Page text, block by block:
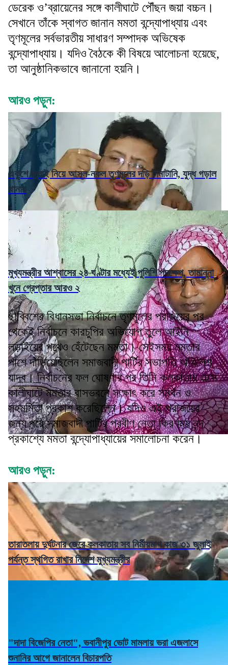
ডেরেক ও’ব্রায়েনের সঙ্গে কালীঘাটে পৌঁছন জয়া বচ্চন।
সেখানে তাঁকে স্বাগত জানান মমতা বন্দ্যোপাধ্যায় এবং
তৃণমূলের সর্বভারতীয় সাধারণ সম্পাদক অভিষেক
বন্দ্যোপাধ্যায়। যদিও বৈঠকে কী বিষয়ে আলোচনা হয়েছে,
তা আনুষ্ঠানিকভাবে জানানো হয়নি।
আরও পড়ুন:
একুশে জুলাই নিয়ে আসল-নকল তৃণমূলের দড়ি টানাটানি, যুদ্ধ গড়াল
থানায়
মুখ্যমন্ত্রীর আশ্বাসের ২৪ ঘণ্টার মধ্যেই পুলিশি পদক্ষেপ, তামান্না
খুনে গ্রেপ্তার আরও ২
ছাব্বিশের বিধানসভা নির্বাচনে তৃণমূলের পরাজয়ের পর
থেকেই নির্বাচনে কারচুপির অভিযোগ তুলে আইনি
লড়াইয়ের পথেও হেঁটেছেন মমতা। সেইসময় মমতার
পাশে দাঁড়িয়েছিলেন সমাজবাদী পার্টির সভাপতি অখিলেশ
যাদব। নির্বাচনের ফল ঘোষণার পর তিনি কলকাতায় এসে
কালীঘাটে মমতার বাসভবনে সাক্ষাৎ করে সমর্থন ও
সহমর্মিতা প্রকাশ করেছিলেন। যদিও এই পরাজয়ের
জন্য পরে সমাজবাদী পার্টির প্রবীণ নেতা কিরণময় নন্দ
প্রকাশ্যে মমতা বন্দ্যোপাধ্যায়ের সমালোচনা করেন।
আরও পড়ুন:
তারাতলায় দুর্ঘটনার জেরে কলকাতায় সব নির্মীয়মাণ কাজ ৩১ জুলাই
পর্যন্ত স্থগিত রাখার নির্দেশ মুখ্যমন্ত্রীর
"দাদা বিজেপির নেতা", ভবানীপুর ভোট মামলায় ভরা এজলাসে
শুনানির আগে জানালেন বিচারপতি